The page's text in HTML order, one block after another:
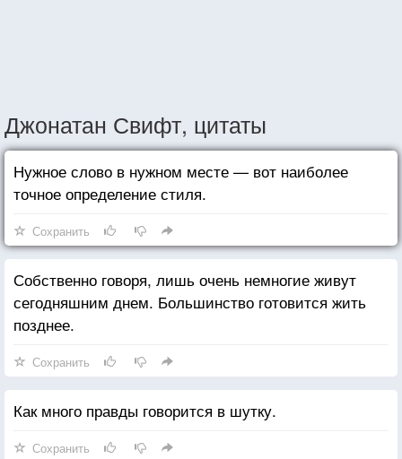
Джонатан Свифт, цитаты
Нужное слово в нужном месте — вот наиболее
точное определение стиля.
Сохранить
Собственно говоря, лишь очень немногие живут
сегодняшним днем. Большинство готовится жить
позднее.
Сохранить
Как много правды говорится в шутку.
Сохранить